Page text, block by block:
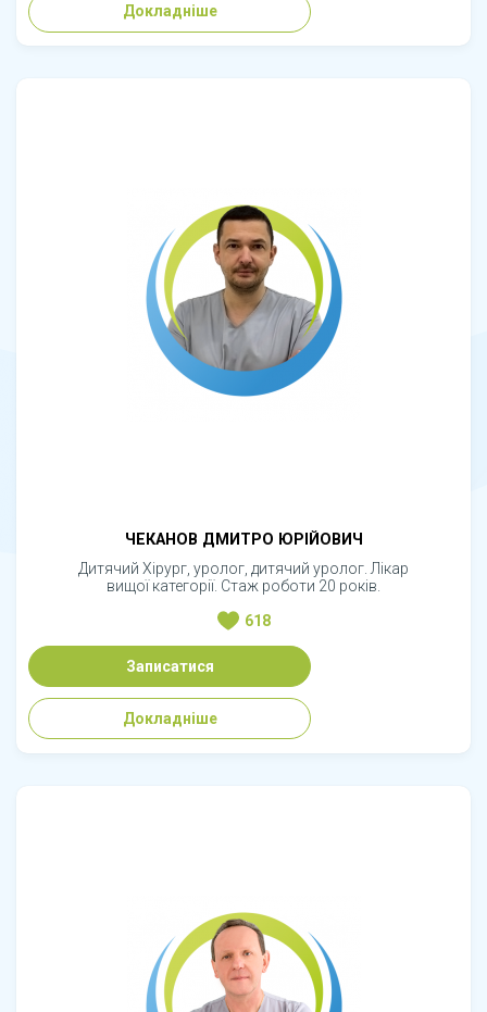
Докладніше
ЧЕКАНОВ ДМИТРО ЮРІЙОВИЧ
Дитячий Хірург, уролог, дитячий уролог. Лікар
вищої категорії. Стаж роботи 20 років.
618
Записатися
Докладніше